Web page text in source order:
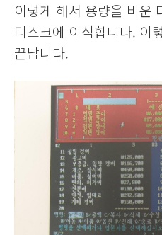
이렇게 해서 용량을 비운
디스크에 이식합니다. 이
끝납니다.